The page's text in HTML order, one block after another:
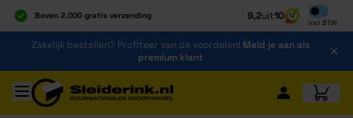
Boven 2.000 gratis verzending
Al 40 jaar dé specialist
Alles onder één dak
9,2uit10
Incl BTW
Inclusief
Ga naar de inhoud
Zakelijk bestellen? Profiteer van de voordelen! Meld je aan als
premium klant
Ga naar hoofdinhoud